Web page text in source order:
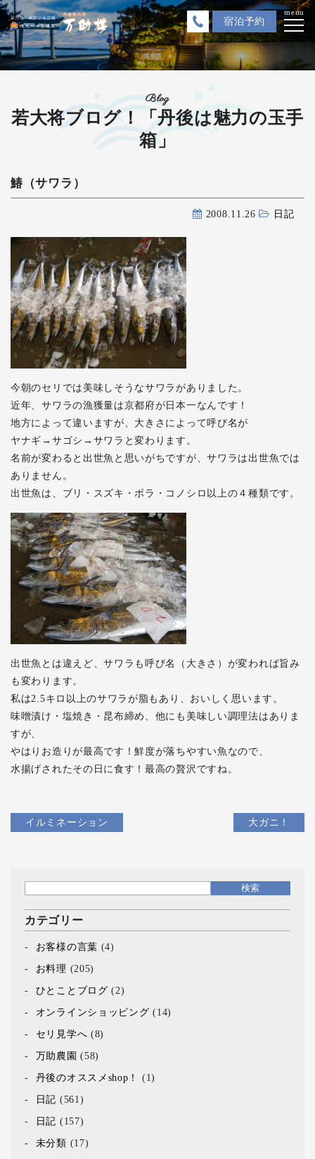
宿泊予約
menu
Blog
若大将ブログ！「丹後は魅力の玉手
箱」
鰆（サワラ）
2008.11.26 日記
今朝のセリでは美味しそうなサワラがありました。
近年、サワラの漁獲量は京都府が日本一なんです！
地方によって違いますが、大きさによって呼び名が
ヤナギ→サゴシ→サワラと変わります。
名前が変わると出世魚と思いがちですが、サワラは出世魚では
ありません。
出世魚は、ブリ・スズキ・ボラ・コノシロ以上の４種類です。
出世魚とは違えど、サワラも呼び名（大きさ）が変われば旨み
も変わります。
私は2.5キロ以上のサワラが脂もあり、おいしく思います。
味噌漬け・塩焼き・昆布締め、他にも美味しい調理法はありま
すが、
やはりお造りが最高です！鮮度が落ちやすい魚なので、
水揚げされたその日に食す！最高の贅沢ですね。
イルミネーション 大ガニ！
カテゴリー
お客様の言葉 (4)
お料理 (205)
ひとことブログ (2)
オンラインショッピング (14)
セリ見学へ (8)
万助農園 (58)
丹後のオススメshop！ (1)
日記 (561)
日記 (157)
未分類 (17)